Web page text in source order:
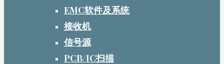
EMC软件及系统
接收机
信号源
PCB/IC扫描